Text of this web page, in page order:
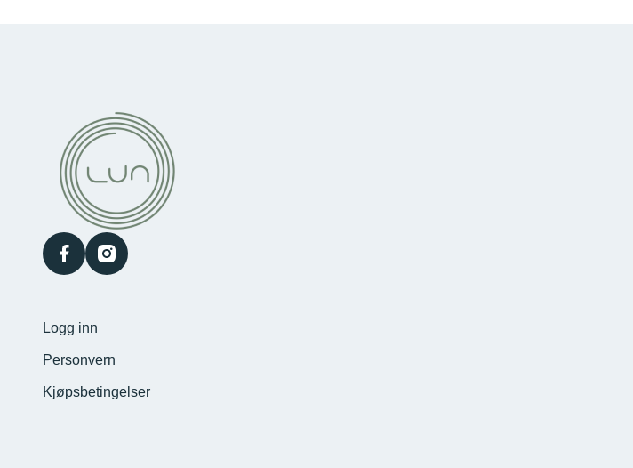
facebookinstagram
Logg inn
Personvern
Kjøpsbetingelser